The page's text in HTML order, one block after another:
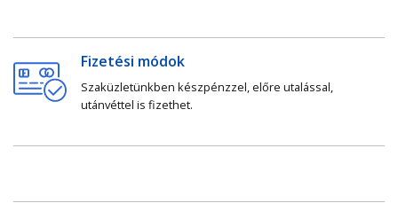
Fizetési módok
Szaküzletünkben készpénzzel, előre utalással,
utánvéttel is fizethet.